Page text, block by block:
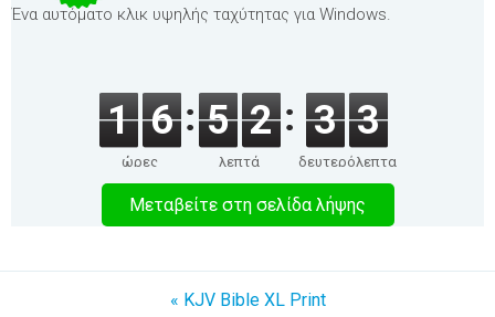
Ένα αυτόματο κλικ υψηλής ταχύτητας για Windows.
1 6
ώρες
5 2
λεπτά
3 3
δευτερόλεπτα
Μεταβείτε στη σελίδα λήψης
« KJV Bible XL Print